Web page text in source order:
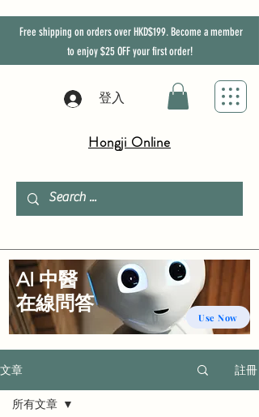
Free shipping on orders over HKD$199. Become a member
to enjoy$25 OFFyour first order!
登入
Hongji Online
文章 註冊
所有文章
Use Now
AI 中醫
​在線問答